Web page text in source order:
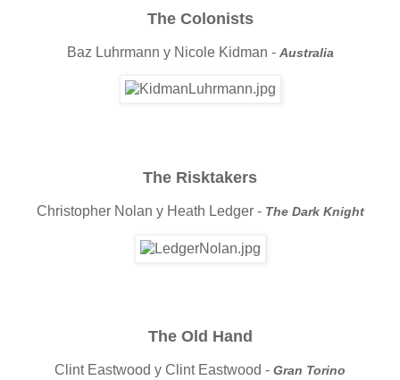
The Colonists
Baz Luhrmann y Nicole Kidman - Australia
The Risktakers
Christopher Nolan y Heath Ledger - The Dark Knight
The Old Hand
Clint Eastwood y Clint Eastwood - Gran Torino